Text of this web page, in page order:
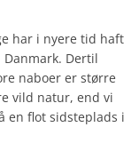
har i nyere tid haft
Dertil
naboer er større
vild natur, end vi
en flot sidsteplads i